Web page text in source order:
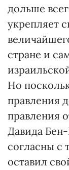
дольше
укрепляет
стране и
Но
правления
правления
Давида
согласны с
оставил